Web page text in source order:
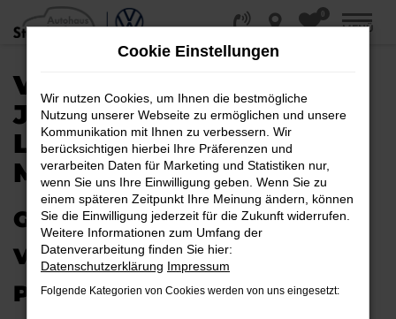
Zum
Hauptinhalt
0
MENÜ
VW PASSAT VARIANT
JAHRESWAGEN |
LIEFERSERVICE NACH
MÜNSTER
GAS GEBEN IN MÜNSTER –
VIELLEICHT BALD IM VW
PASSAT VARIANT
Cookie Einstellungen
Wir nutzen Cookies, um Ihnen die bestmögliche
Nutzung unserer Webseite zu ermöglichen und unsere
Kommunikation mit Ihnen zu verbessern. Wir
berücksichtigen hierbei Ihre Präferenzen und
verarbeiten Daten für Marketing und Statistiken nur,
wenn Sie uns Ihre Einwilligung geben. Wenn Sie zu
einem späteren Zeitpunkt Ihre Meinung ändern, können
Sie die Einwilligung jederzeit für die Zukunft widerrufen.
Weitere Informationen zum Umfang der
Datenverarbeitung finden Sie hier:
Datenschutzerklärung Impressum
Folgende Kategorien von Cookies werden von uns eingesetzt: